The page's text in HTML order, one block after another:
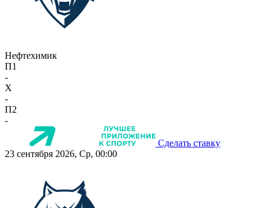
Нефтехимик
П1
-
X
-
П2
-
Сделать ставку
23 сентября 2026, Ср, 00:00